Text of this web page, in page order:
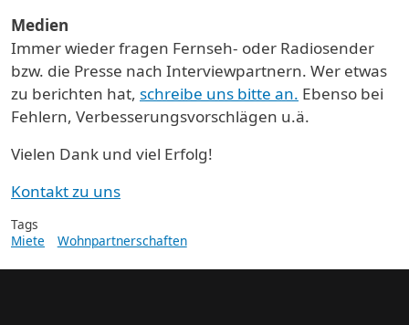
Medien
Immer wieder fragen Fernseh- oder Radiosender
bzw. die Presse nach Interviewpartnern. Wer etwas
zu berichten hat, schreibe uns bitte an. Ebenso bei
Fehlern, Verbesserungsvorschlägen u.ä.
Vielen Dank und viel Erfolg!
Kontakt zu uns
Tags
Miete
Wohnpartnerschaften